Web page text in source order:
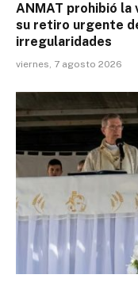
ANMAT prohibió la
su retiro urgente
irregularidades
viernes, 7 agosto 2026